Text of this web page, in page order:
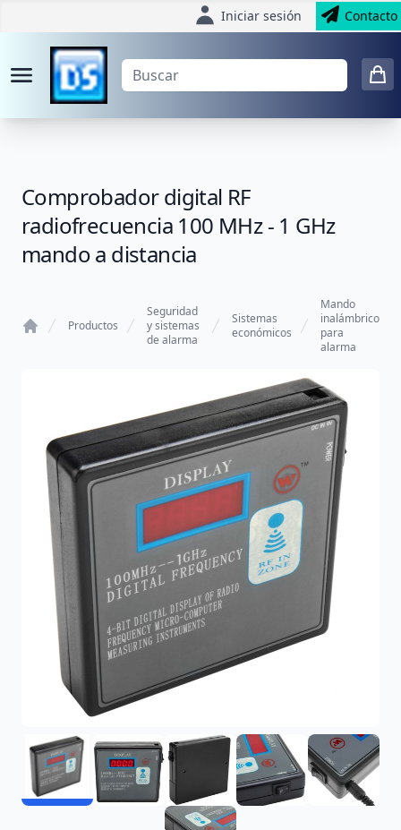
Iniciar sesión Contacto
Comprobador digital RF
radiofrecuencia 100 MHz - 1 GHz
mando a distancia
Productos
Seguridad
y sistemas
de alarma
Sistemas
económicos
Mando
inalámbrico
para
alarma